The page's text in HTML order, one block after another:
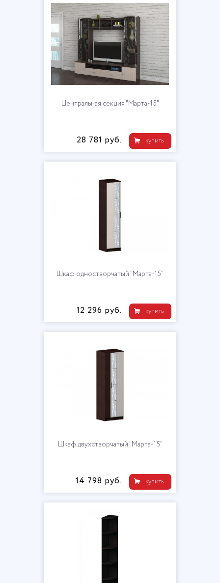
Центральная секция "Марта-15"
купить
28 781 руб.
Шкаф одностворчатый "Марта-15"
купить
12 296 руб.
Шкаф двухстворчатый "Марта-15"
купить
14 798 руб.